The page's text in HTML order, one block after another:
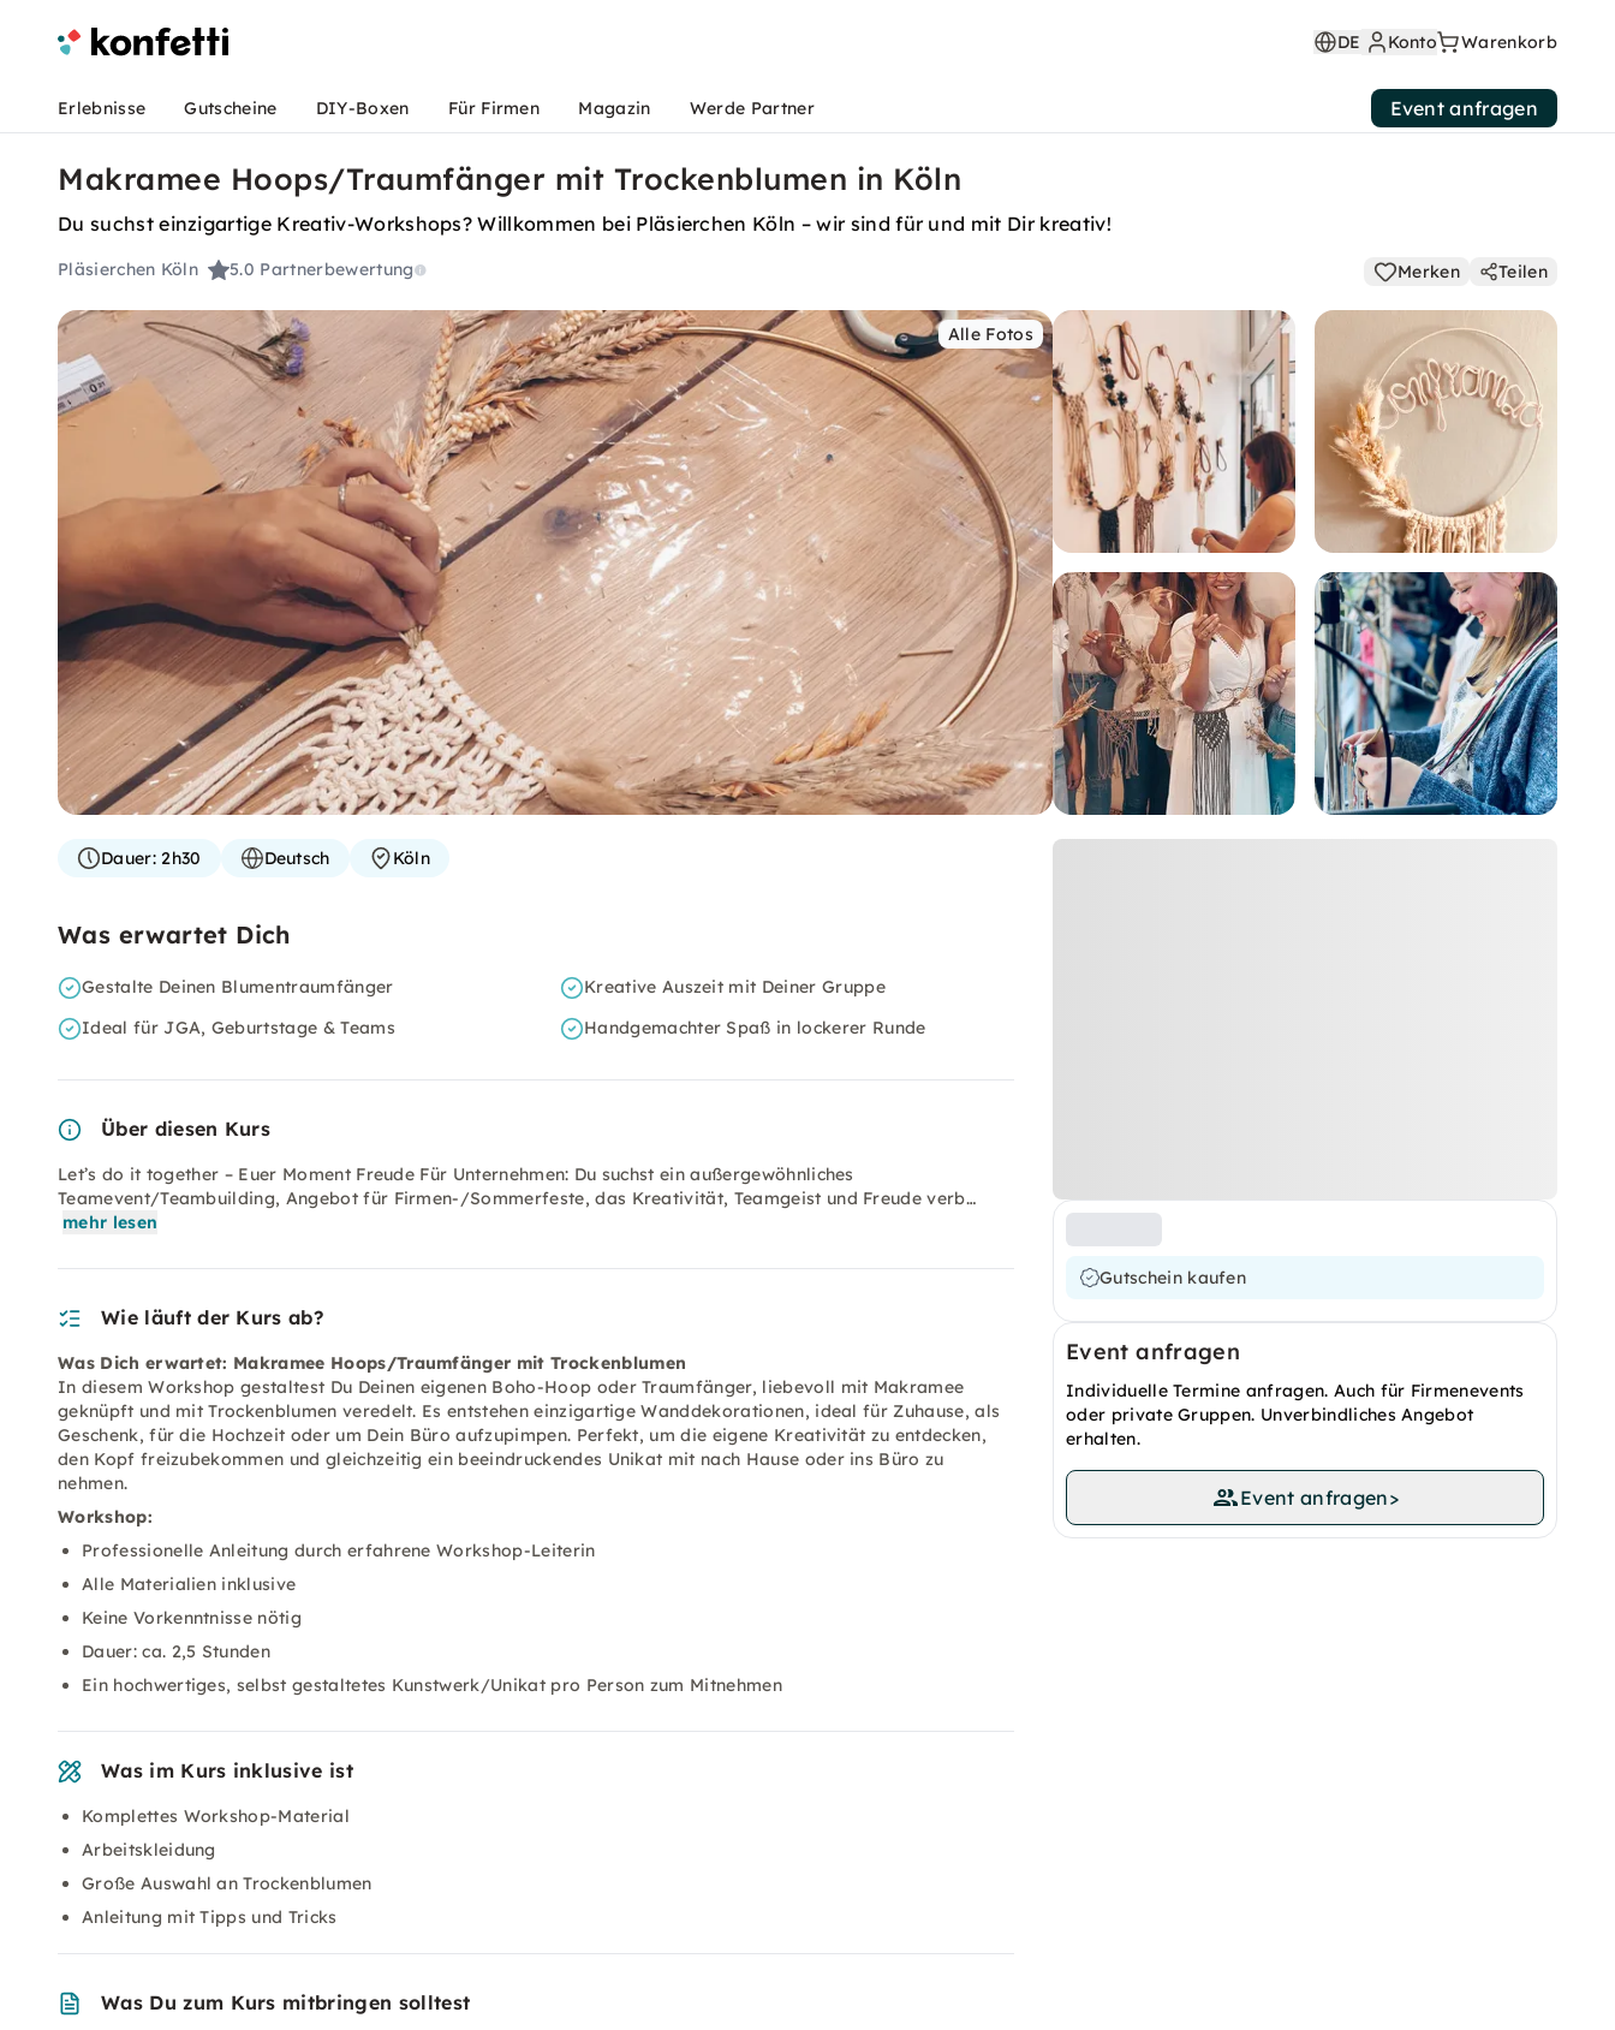
DE Konto Warenkorb
Erlebnisse Gutscheine DIY-Boxen Für Firmen Magazin Werde Partner Event anfragen
Makramee Hoops/Traumfänger mit Trockenblumen in Köln
Du suchst einzigartige Kreativ-Workshops? Willkommen bei Pläsierchen Köln – wir sind für und mit Dir kreativ!
Pläsierchen Köln 5.0 Partnerbewertung Merken Teilen
Alle Fotos
Gutschein kaufen
Event anfragen
Individuelle Termine anfragen. Auch für Firmenevents
oder private Gruppen. Unverbindliches Angebot
erhalten.
Event anfragen>
Dauer:2h30 Deutsch Köln
Was erwartet Dich
Gestalte Deinen Blumentraumfänger
Kreative Auszeit mit Deiner Gruppe
Ideal für JGA, Geburtstage & Teams
Handgemachter Spaß in lockerer Runde
Über diesen Kurs
Let’s do it together – Euer Moment Freude Für Unternehmen: Du suchst ein außergewöhnliches
Teamevent/Teambuilding, Angebot für Firmen-/Sommerfeste, das Kreativität, Teamgeist und Freude verb…
mehr lesen
Wie läuft der Kurs ab?
Was Dich erwartet: Makramee Hoops/Traumfänger mit Trockenblumen
In diesem Workshop gestaltest Du Deinen eigenen Boho-Hoop oder Traumfänger, liebevoll mit Makramee
geknüpft und mit Trockenblumen veredelt. Es entstehen einzigartige Wanddekorationen, ideal für Zuhause, als
Geschenk, für die Hochzeit oder um Dein Büro aufzupimpen. Perfekt, um die eigene Kreativität zu entdecken,
den Kopf freizubekommen und gleichzeitig ein beeindruckendes Unikat mit nach Hause oder ins Büro zu
nehmen.
Workshop:
Professionelle Anleitung durch erfahrene Workshop-Leiterin
Alle Materialien inklusive
Keine Vorkenntnisse nötig
Dauer: ca. 2,5 Stunden
Ein hochwertiges, selbst gestaltetes Kunstwerk/Unikat pro Person zum Mitnehmen
Was im Kurs inklusive ist
Komplettes Workshop-Material
Arbeitskleidung
Große Auswahl an Trockenblumen
Anleitung mit Tipps und Tricks
Was Du zum Kurs mitbringen solltest